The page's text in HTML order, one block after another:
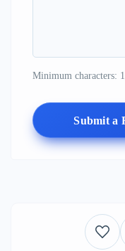
Minimum characters:
Submit a